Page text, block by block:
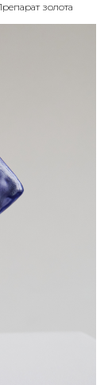
золота